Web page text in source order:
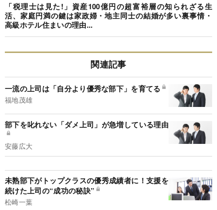
「税理士は見た!」資産100億円の超富裕層の知られざる生
活、家庭円満の鍵は家政婦・地主同士の結婚が多い裏事情・
高級ホテル住まいの理由...
関連記事
一流の上司は「自分より優秀な部下」を育てる
福地茂雄
部下を叱れない「ダメ上司」が急増している理由
安藤広大
未熟部下がトップクラスの優秀成績者に！支援を
続けた上司の“成功の秘訣”
松崎一葉